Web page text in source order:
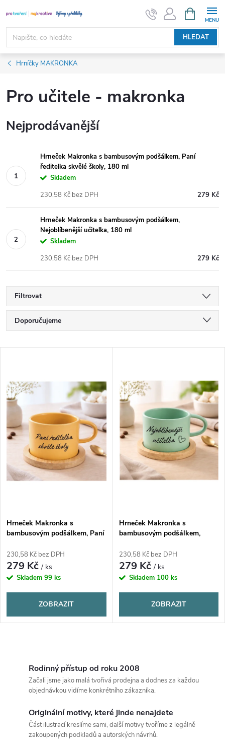
na
obsah
HLEDAT
NÁKUPNÍ
KOŠÍK
Hrníčky MAKRONKA
Pro učitele - makronka
Nejprodávanější
Hrneček Makronka s bambusovým podšálkem, Paní
ředitelka skvělé školy, 180 ml
Skladem
279 Kč
230,58 Kč bez DPH
Hrneček Makronka s bambusovým podšálkem,
Nejoblíbenější učitelka, 180 ml
Skladem
279 Kč
230,58 Kč bez DPH
Filtrovat
Ř
a
e
n
í
p
o
d
u
k
t
Doporučujeme
Nejprodávanější
Abecedně
ý
p
i
s
p
o
d
u
k
Hrneček Makronka s
bambusovým podšálkem, Paní
230,58 Kč bez DPH
279 Kč/ ks
Skladem 99 ks
ZOBRAZIT
Hrneček Makronka s
bambusovým podšálkem,
230,58 Kč bez DPH
279 Kč/ ks
Skladem 100 ks
ZOBRAZIT
Rodinný přístup od roku 2008
Začali jsme jako malá tvořivá prodejna a dodnes za každou
objednávkou vidíme konkrétního zákazníka.
Originální motivy, které jinde nenajdete
Část ilustrací kreslíme sami, další motivy tvoříme z legálně
zakoupených podkladů a autorských návrhů.